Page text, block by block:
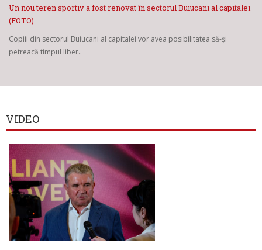
Un nou teren sportiv a fost renovat în sectorul Buiucani al capitalei
(FOTO)
Copiii din sectorul Buiucani al capitalei vor avea posibilitatea să-și
petreacă timpul liber..
VIDEO